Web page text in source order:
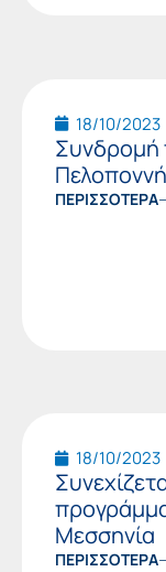
18/10/2023
Συνδρομή
ΠΕΡΙΣΣΟΤΕΡΑ
18/10/2023
Μεσσηνία
ΠΕΡΙΣΣΟΤΕΡΑ